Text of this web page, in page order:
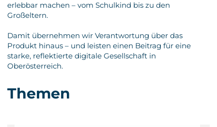
erlebbar machen – vom Schulkind bis zu den
Großeltern.
Damit übernehmen wir Verantwortung über das
Produkt hinaus – und leisten einen Beitrag für eine
starke, reflektierte digitale Gesellschaft in
Oberösterreich.
Themen